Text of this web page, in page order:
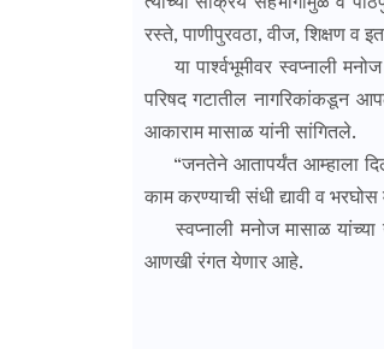
त्यांच्या सक्रिय सहभागामुळे व
रस्ते, पाणीपुरवठा, वीज, शिक्षण व
या पार्श्वभूमीवर स्वप्नाली
परिषद गटातील नागरिकांकडून
आकाराम मासाळ यांनी सांगितले.
“जनतेने आतापर्यंत आम्हाला
काम करण्याची संधी द्यावी व
स्वप्नाली मनोज मासाळ यांच्या
आणखी रंगत येणार आहे.